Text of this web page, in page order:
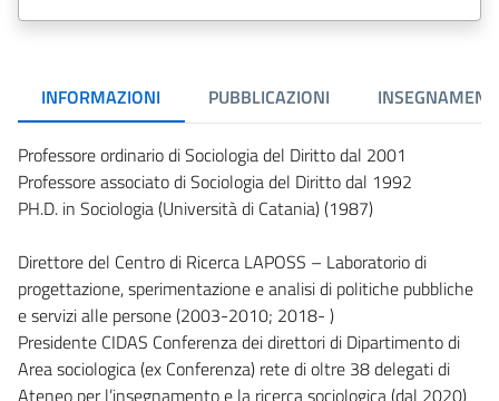
INFORMAZIONI PUBBLICAZIONI INSEGNAMENTI
Professore ordinario di Sociologia del Diritto dal 2001
Professore associato di Sociologia del Diritto dal 1992
PH.D. in Sociologia (Università di Catania) (1987)
Direttore del Centro di Ricerca LAPOSS – Laboratorio di
progettazione, sperimentazione e analisi di politiche pubbliche
e servizi alle persone (2003-2010; 2018- )
Presidente CIDAS Conferenza dei direttori di Dipartimento di
Area sociologica (ex Conferenza) rete di oltre 38 delegati di
Ateneo per l’insegnamento e la ricerca sociologica (dal 2020)